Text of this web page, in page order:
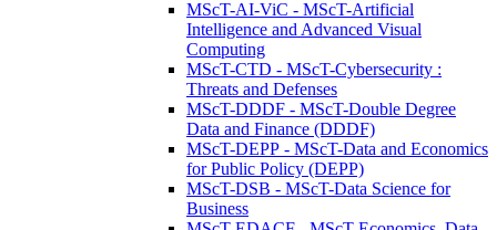
MScT-AI-ViC - MScT-Artificial
Intelligence and Advanced Visual
Computing
MScT-CTD - MScT-Cybersecurity :
Threats and Defenses
MScT-DDDF - MScT-Double Degree
Data and Finance (DDDF)
MScT-DEPP - MScT-Data and Economics
for Public Policy (DEPP)
MScT-DSB - MScT-Data Science for
Business